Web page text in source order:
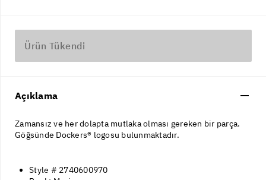
Ürün Tükendi
Açıklama
Zamansız ve her dolapta mutlaka olması gereken bir parça.
Göğsünde Dockers® logosu bulunmaktadır.
Style # 2740600970